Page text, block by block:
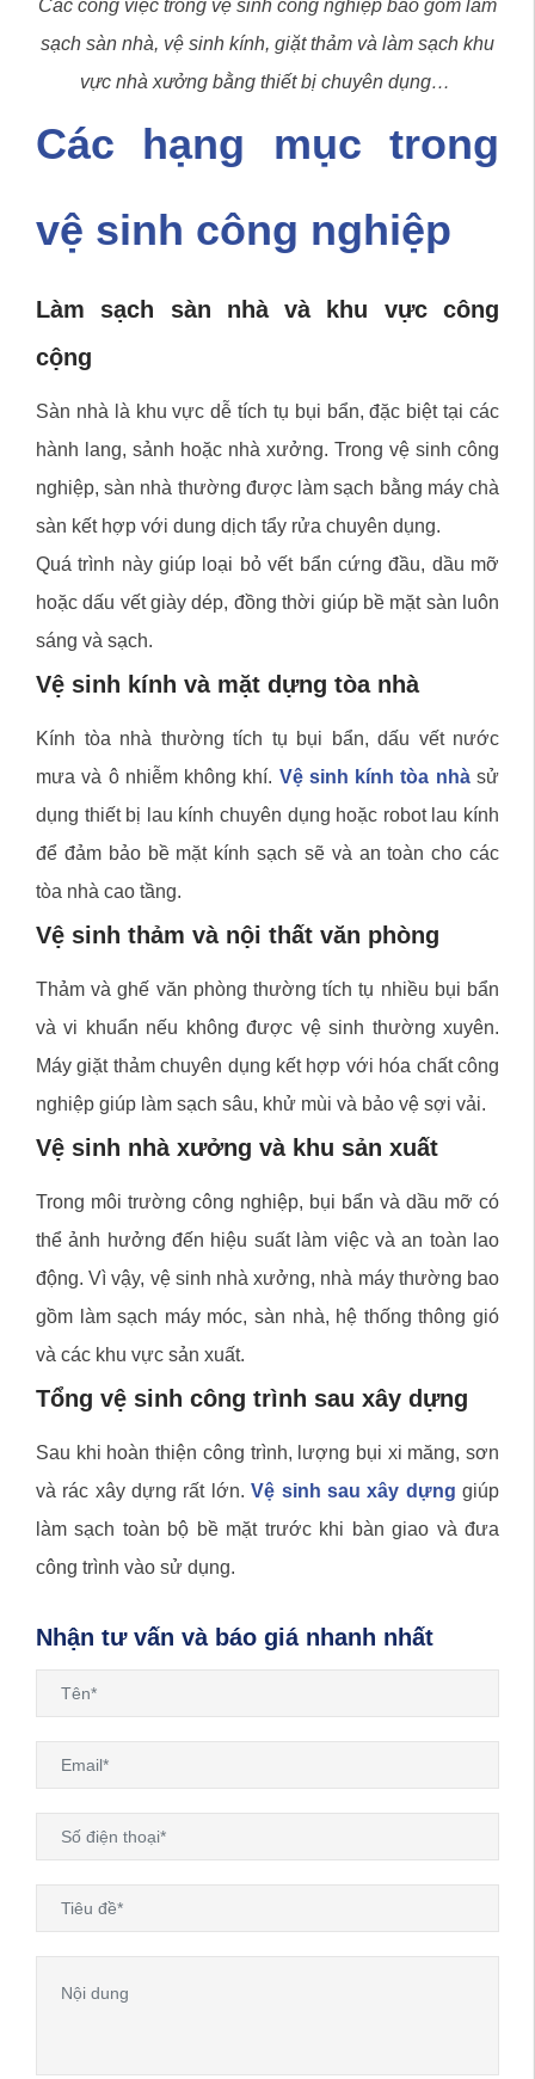
Các công việc trong vệ sinh công nghiệp bao gồm làm
sạch sàn nhà, vệ sinh kính, giặt thảm và làm sạch khu
vực nhà xưởng bằng thiết bị chuyên dụng…
Các hạng mục trong
vệ sinh công nghiệp
Làm sạch sàn nhà và khu vực công
cộng
Sàn nhà là khu vực dễ tích tụ bụi bẩn, đặc biệt tại các
hành lang, sảnh hoặc nhà xưởng. Trong vệ sinh công
nghiệp, sàn nhà thường được làm sạch bằng máy chà
sàn kết hợp với dung dịch tẩy rửa chuyên dụng.
Quá trình này giúp loại bỏ vết bẩn cứng đầu, dầu mỡ
hoặc dấu vết giày dép, đồng thời giúp bề mặt sàn luôn
sáng và sạch.
Vệ sinh kính và mặt dựng tòa nhà
Kính tòa nhà thường tích tụ bụi bẩn, dấu vết nước
mưa và ô nhiễm không khí. Vệ sinh kính tòa nhàsử
dụng thiết bị lau kính chuyên dụng hoặc robot lau kính
để đảm bảo bề mặt kính sạch sẽ và an toàn cho các
tòa nhà cao tầng.
Vệ sinh thảm và nội thất văn phòng
Thảm và ghế văn phòng thường tích tụ nhiều bụi bẩn
và vi khuẩn nếu không được vệ sinh thường xuyên.
Máy giặt thảm chuyên dụng kết hợp với hóa chất công
nghiệp giúp làm sạch sâu, khử mùi và bảo vệ sợi vải.
Vệ sinh nhà xưởng và khu sản xuất
Trong môi trường công nghiệp, bụi bẩn và dầu mỡ có
thể ảnh hưởng đến hiệu suất làm việc và an toàn lao
động. Vì vậy, vệ sinh nhà xưởng, nhà máy thường bao
gồm làm sạch máy móc, sàn nhà, hệ thống thông gió
và các khu vực sản xuất.
Tổng vệ sinh công trình sau xây dựng
Sau khi hoàn thiện công trình, lượng bụi xi măng, sơn
và rác xây dựng rất lớn.Vệ sinh sau xây dựng giúp
làm sạch toàn bộ bề mặt trước khi bàn giao và đưa
công trình vào sử dụng.
Nhận tư vấn và báo giá nhanh nhất